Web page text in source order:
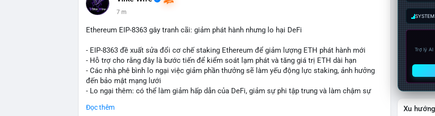
8 m
Ethereum EIP-8363 gây tranh cãi: giảm phát hành nhưng lo hại DeFi
- EIP-8363 đề xuất sửa đổi cơ chế staking Ethereum để giảm lượng ETH phát hành mới
- Hỗ trợ cho rằng đây là bước tiến để kiểm soát lạm phát và tăng giá trị ETH dài hạn
- Các nhà phê bình lo ngại việc giảm phần thưởng sẽ làm yếu động lực staking, ảnh hưởng
đến bảo mật mạng lưới
- Lo ngại thêm: có thể làm giảm hấp dẫn của DeFi, giảm sự phi tập trung và làm chậm sự
- Diễn ra trong bối cảnh Ethereum đang cân bằng giữa giảm phát hành và duy trì sức hấp dẫn
Đọc thêm
Trợ lý
Xu